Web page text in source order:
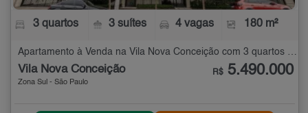
3 quartos 3 suítes 4 vagas 180 m²
Vila Nova Conceição
Zona Sul - São Paulo
R$ 5.490.000